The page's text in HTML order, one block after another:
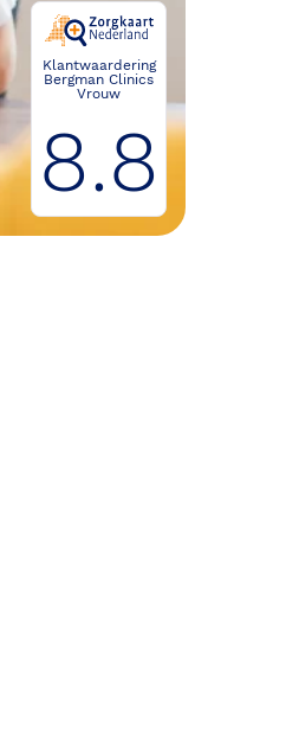
Klantwaardering
Bergman Clinics
Vrouw
8.8